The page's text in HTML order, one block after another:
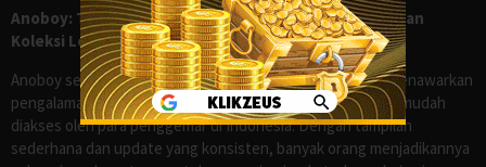
Anoboy: Tempat Nonton Anime Sub Indo Gratis dengan
Koleksi Lengkap seperti Samehadaku
Anoboy sejak lama dikenal sebagai salah satu situs yang menawarkan
pengalaman menonton anime sub Indo secara praktis dan mudah
diakses oleh para penggemar di Indonesia. Dengan tampilan
sederhana dan update yang konsisten, banyak orang menjadikannya